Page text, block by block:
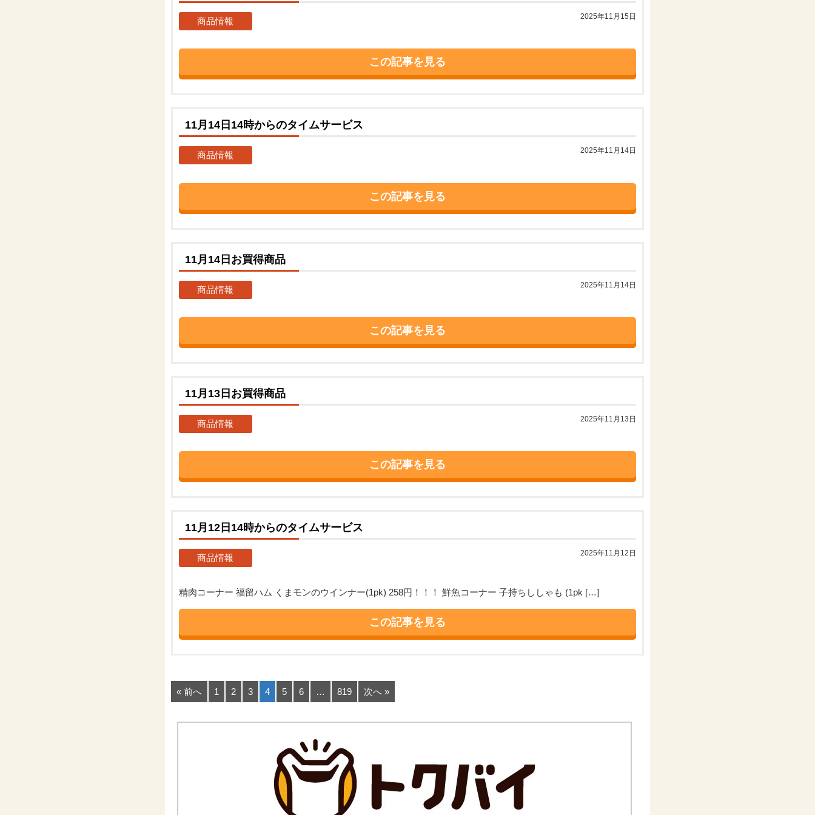
商品情報 2025年11月15日
この記事を見る
11月14日14時からのタイムサービス
商品情報 2025年11月14日
この記事を見る
11月14日お買得商品
商品情報 2025年11月14日
この記事を見る
11月13日お買得商品
商品情報 2025年11月13日
この記事を見る
11月12日14時からのタイムサービス
商品情報 2025年11月12日
精肉コーナー 福留ハム くまモンのウインナー(1pk) 258円！！！ 鮮魚コーナー 子持ちししゃも (1pk […]
この記事を見る
« 前へ 1 2 3 4 5 6 … 819 次へ »